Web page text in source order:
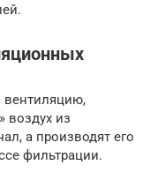
вентиляцию,
воздух из
а производят его
фильтрации.